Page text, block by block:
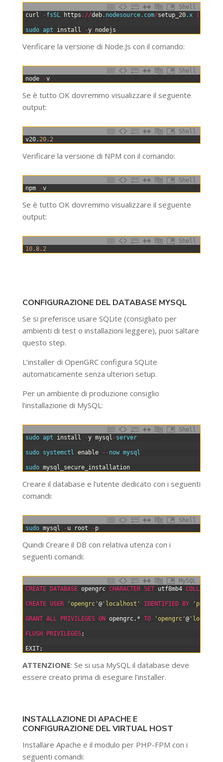
Shell
curl -fsSL https : //deb.nodesource.com/setup_20.x
sudo apt install -y nodejs
Verificare la versione di Node.Js con il comando:
Shell
node -v
Se è tutto OK dovremmo visualizzare il seguente
output:
Shell
v20. 20.2
Verificare la versione di NPM con il comando:
Shell
npm -v
Se è tutto OK dovremmo visualizzare il seguente
output:
Shell
10.8.2
CONFIGURAZIONE DEL DATABASE MYSQL
Se si preferisce usare SQLite (consigliato per
ambienti di test o installazioni leggere), puoi saltare
questo step.
L’installer di OpenGRC configura SQLite
automaticamente senza ulteriori setup.
Per un ambiente di produzione consiglio
l’installazione di MySQL:
Shell
sudo apt install -y mysql -server
sudo systemctl enable --now mysql
sudo mysql_secure_installation
Creare il database e l’utente dedicato con i seguenti
comandi:
Shell
sudo mysql -u root -p
Quindi Creare il DB con relativa utenza con i
seguenti comandi:
MySQL
CREATE DATABASE opengrc CHARACTER SET utf8mb4 COLLATE
CREATE USER 'opengrc' @'localhost' IDENTIFIED BY
GRANT ALL PRIVILEGES ON opengrc.* TO 'opengrc' @
FLUSH PRIVILEGES;
EXIT;
ATTENZIONE: Se si usa MySQL il database deve
essere creato prima di eseguire l’installer.
INSTALLAZIONE DI APACHE E
CONFIGURAZIONE DEL VIRTUAL HOST
Installare Apache e il modulo per PHP-FPM con i
seguenti comandi: